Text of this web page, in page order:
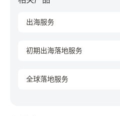
出海服务
初期出海落地服务
全球落地服务